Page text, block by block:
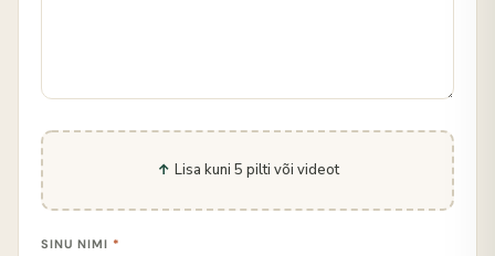
Lisa kuni 5 pilti või videot
SINU NIMI *